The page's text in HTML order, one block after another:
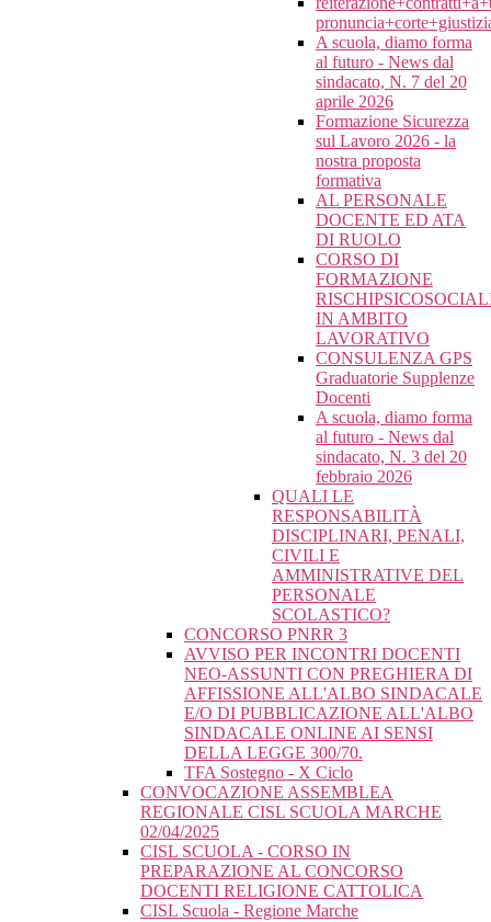
A scuola, diamo forma
al futuro - News dal
sindacato, N. 7 del 20
aprile 2026
Formazione Sicurezza
sul Lavoro 2026 - la
nostra proposta
formativa
AL PERSONALE
DOCENTE ED ATA
DI RUOLO
CORSO DI
FORMAZIONE
IN AMBITO
LAVORATIVO
CONSULENZA GPS
Graduatorie Supplenze
Docenti
A scuola, diamo forma
al futuro - News dal
sindacato, N. 3 del 20
febbraio 2026
QUALI LE
RESPONSABILITÀ
DISCIPLINARI, PENALI,
CIVILI E
AMMINISTRATIVE DEL
PERSONALE
SCOLASTICO?
CONCORSO PNRR 3
AVVISO PER INCONTRI DOCENTI
NEO-ASSUNTI CON PREGHIERA DI
AFFISSIONE ALL'ALBO SINDACALE
E/O DI PUBBLICAZIONE ALL'ALBO
SINDACALE ONLINE AI SENSI
DELLA LEGGE 300/70.
TFA Sostegno - X Ciclo
CONVOCAZIONE ASSEMBLEA
REGIONALE CISL SCUOLA MARCHE
02/04/2025
CISL SCUOLA - CORSO IN
PREPARAZIONE AL CONCORSO
DOCENTI RELIGIONE CATTOLICA
CISL Scuola - Regione Marche